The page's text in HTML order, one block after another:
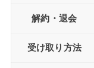
解約・退会
受け取り方法